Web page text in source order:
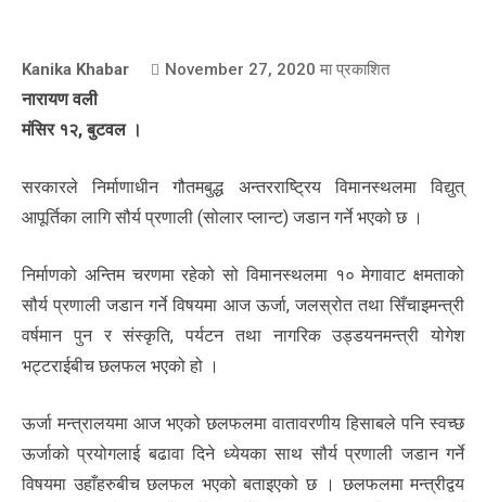
Kanika Khabar November 27, 2020 मा प्रकाशित
नारायण वली
मंसिर १२, बुटवल ।
सरकारले निर्माणाधीन गौतमबुद्ध अन्तरराष्ट्रिय विमानस्थलमा विद्युत्
आपूर्तिका लागि सौर्य प्रणाली (सोलार प्लान्ट) जडान गर्ने भएको छ ।
निर्माणको अन्तिम चरणमा रहेको सो विमानस्थलमा १० मेगावाट क्षमताको
सौर्य प्रणाली जडान गर्ने विषयमा आज ऊर्जा, जलस्रोत तथा सिँचाइमन्त्री
वर्षमान पुन र संस्कृति, पर्यटन तथा नागरिक उड्डयनमन्त्री योगेश
भट्टराईबीच छलफल भएको हो ।
ऊर्जा मन्त्रालयमा आज भएको छलफलमा वातावरणीय हिसाबले पनि स्वच्छ
ऊर्जाको प्रयोगलाई बढावा दिने ध्येयका साथ सौर्य प्रणाली जडान गर्ने
विषयमा उहाँहरुबीच छलफल भएको बताइएको छ । छलफलमा मन्त्रीद्वय